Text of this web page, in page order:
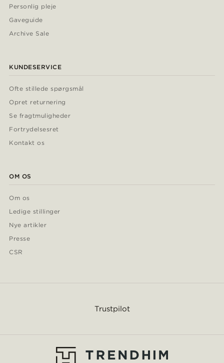
Personlig pleje
Gaveguide
Archive Sale
KUNDESERVICE
Ofte stillede spørgsmål
Opret returnering
Se fragtmuligheder
Fortrydelsesret
Kontakt os
OM OS
Om os
Ledige stillinger
Nye artikler
Presse
CSR
Trustpilot